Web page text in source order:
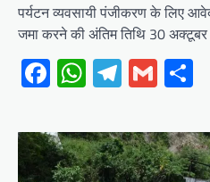
पर्यटन व्यवसायी पंजीकरण के लिए
जमा करने की अंतिम तिथि 30
Facebook
WhatsApp
Telegram
Gmail